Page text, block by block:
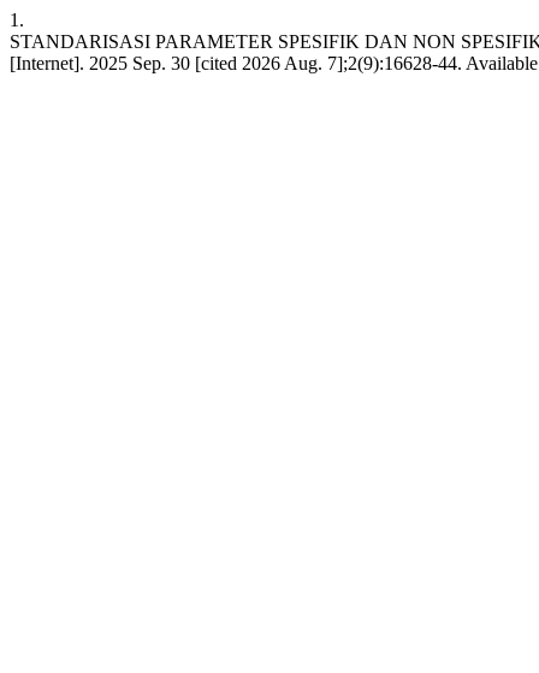
1.
STANDARISASI PARAMETER SPESIFIK DAN NON
[Internet]. 2025 Sep. 30 [cited 2026 Aug. 7];2(9):16628-44.